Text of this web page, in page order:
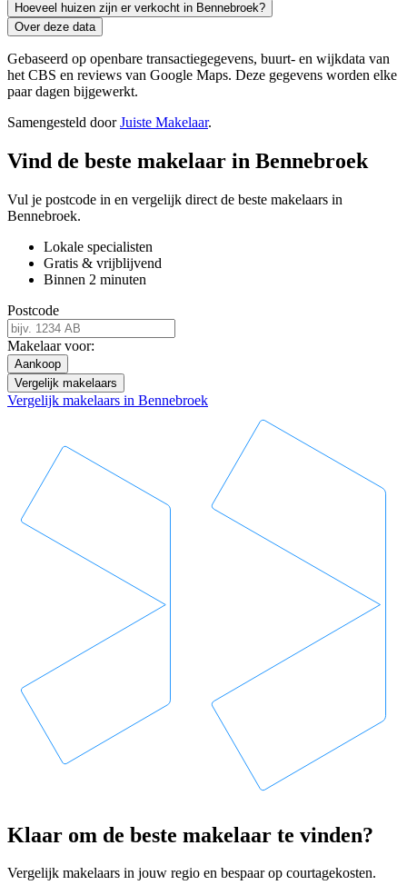
Hoeveel huizen zijn er verkocht in Bennebroek?
Over deze data
Gebaseerd op openbare transactiegegevens, buurt- en wijkdata van
het CBS en reviews van Google Maps. Deze gegevens worden elke
paar dagen bijgewerkt.
Samengesteld doorJuiste Makelaar.
Vind de beste makelaar in Bennebroek
Vul je postcode in en vergelijk direct de beste makelaars in
Bennebroek.
Lokale specialisten
Gratis & vrijblijvend
Binnen 2 minuten
Postcode
Makelaar voor:
Aankoop
Vergelijk makelaars
Vergelijk makelaars in Bennebroek
Klaar om de beste makelaar te vinden?
Vergelijk makelaars in jouw regio en bespaar op courtagekosten.